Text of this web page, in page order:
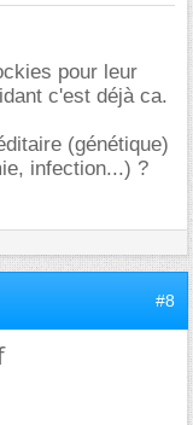
pour leur
c'est déjà ca.
(génétique)
infection...) ?
#8